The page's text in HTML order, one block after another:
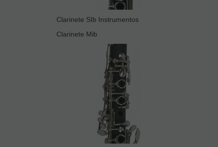
Clarinete SIb Instrumentos
Clarinete Mib